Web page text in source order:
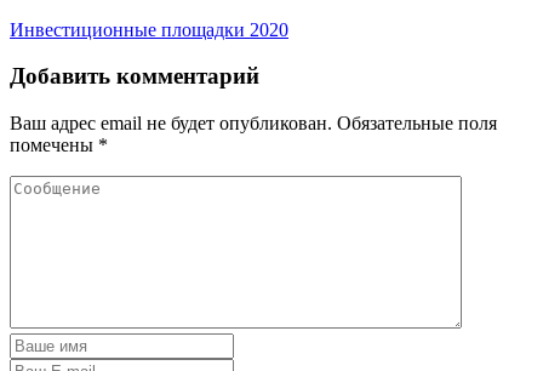
Инвестиционные площадки 2020
Добавить комментарий
Ваш адрес email не будет опубликован. Обязательные поля
помечены *